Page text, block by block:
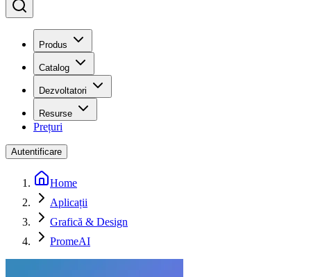
Produs
Catalog
Dezvoltatori
Resurse
Prețuri
Autentificare
Home
Aplicații
Grafică & Design
PromeAI